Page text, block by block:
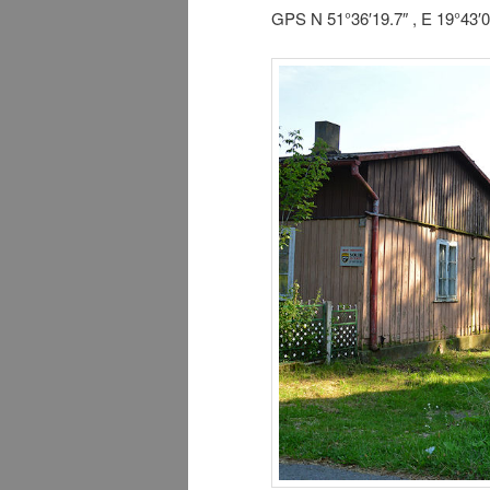
GPS N 51°36′19.7″ , E